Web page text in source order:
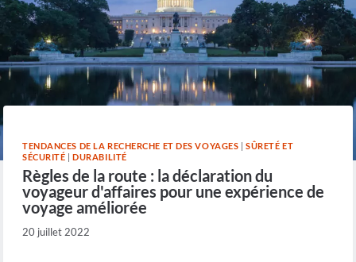
TENDANCES DE LA RECHERCHE ET DES VOYAGES |SÛRETÉ ET
SÉCURITÉ |DURABILITÉ
Règles de la route : la déclaration du
voyageur d'affaires pour une expérience de
voyage améliorée
20 juillet 2022